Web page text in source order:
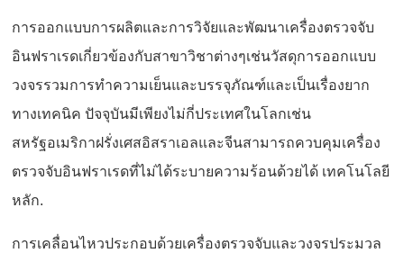
การออกแบบการผลิตและการวิจัยและพัฒนาเครื่องตรวจจับ
อินฟราเรดเกี่ยวข้องกับสาขาวิชาต่างๆเช่นวัสดุการออกแบบ
วงจรรวมการทำความเย็นและบรรจุภัณฑ์และเป็นเรื่องยาก
ทางเทคนิค ปัจจุบันมีเพียงไม่กี่ประเทศในโลกเช่น
สหรัฐอเมริกาฝรั่งเศสอิสราเอลและจีนสามารถควบคุมเครื่อง
ตรวจจับอินฟราเรดที่ไม่ได้ระบายความร้อนด้วยได้ เทคโนโลยี
หลัก.
การเคลื่อนไหวประกอบด้วยเครื่องตรวจจับและวงจรประมวล